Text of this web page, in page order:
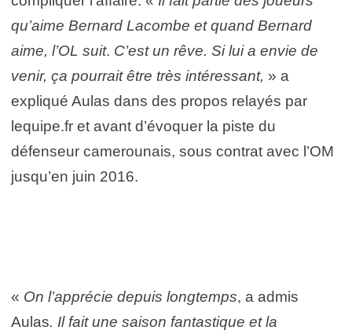
qu’aime Bernard Lacombe et quand Bernard
aime, l’OL suit. C’est un rêve. Si lui a envie de
venir, ça pourrait être très intéressant, » a
expliqué Aulas dans des propos relayés par
lequipe.fr et avant d’évoquer la piste du
défenseur camerounais, sous contrat avec l’OM
jusqu’en juin 2016.
« On l’apprécie depuis longtemps, a admis
Aulas. Il fait une saison fantastique et la